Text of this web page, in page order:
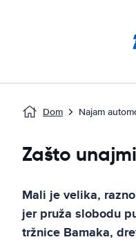
Dom Najam
Zašto
Mali je velika,
jer pruža slobodu
tržnice Bamaka,